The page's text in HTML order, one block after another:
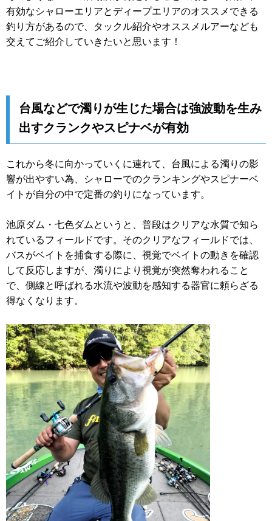
有効なシャローエリアとディープエリアのオススメできる
釣り方があるので、タックル紹介やオススメルアーなども
交えてご紹介していきたいと思います！
台風などで濁りが生じた場合は強波動を生み
出すクランクやスピナベが有効
これから冬に向かっていくに連れて、台風による濁りの影
響が出やすい為、シャローでのクランキングやスピナーベ
イトが自分の中で定番の釣りになっています。
池原ダム・七色ダムというと、普段はクリアな水質で知ら
れているフィールドです。そのクリアなフィールドでは、
バスがベイトを捕食する際に、視覚でベイトの動きを確認
して反応しますが、濁りにより視覚が突然奪われること
で、側線と呼ばれる水流や波動を感知する器官に頼らざる
得なくなります。